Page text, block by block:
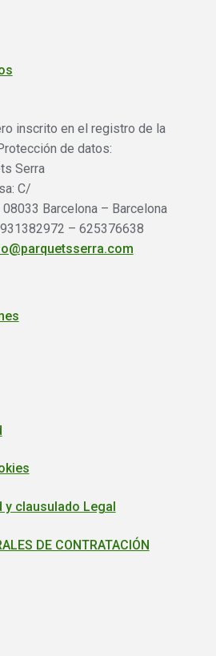
inscrito en el registro de la
de datos:
Serra
C/
Barcelona – Barcelona
– 625376638
y clausulado Legal
DE CONTRATACIÓN